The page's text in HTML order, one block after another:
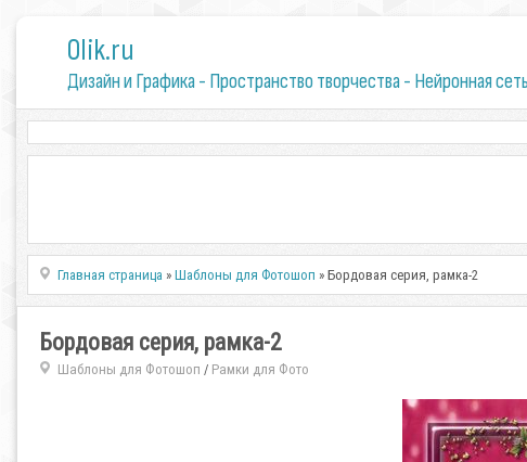
0lik.ru
Дизайн и Графика - Пространство творчества - Нейронная сеть
Главная страница »Шаблоны для Фотошоп » Бордовая серия, рамка-2
Бордовая серия, рамка-2
Шаблоны для Фотошоп / Рамки для Фото